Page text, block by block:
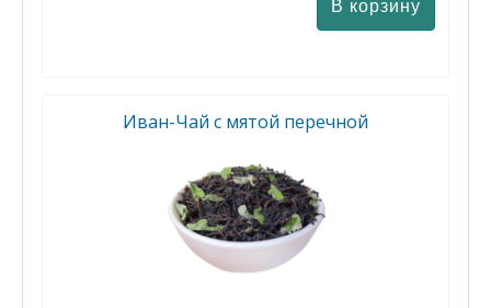
Иван-Чай с мятой перечной